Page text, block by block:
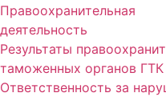
Правоохранительная
деятельность
Результаты
таможенных органов
Ответственность за